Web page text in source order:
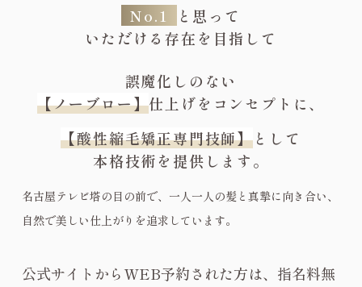
No.1
と思って
いただける存在を目指して
誤魔化しのない
【ノーブロー】仕上げをコンセプトに、
【酸性縮毛矯正専門技師】として
本格技術を提供します。
名古屋テレビ塔の目の前で、一人一人の髪と真摯に向き合い、
自然で美しい仕上がりを追求しています。
公式サイトからWEB予約された方は、指名料無